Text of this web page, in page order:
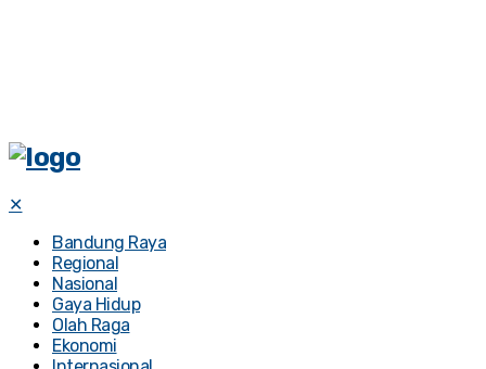
✕
Bandung Raya
Regional
Nasional
Gaya Hidup
Olah Raga
Ekonomi